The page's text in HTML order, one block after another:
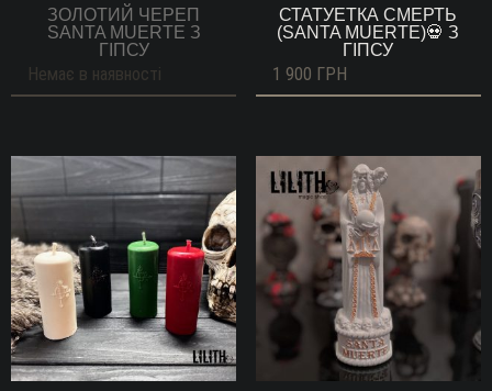
ЗОЛОТИЙ ЧЕРЕП
SANTA MUERTE З
ГІПСУ
Немає в наявності
СТАТУЕТКА СМЕРТЬ
(SANTA MUERTE)💀 З
ГІПСУ
1 900 ГРН